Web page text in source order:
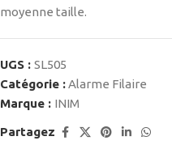
moyenne taille.
UGS : SL505
Catégorie :Alarme Filaire
Marque : INIM
Partagez